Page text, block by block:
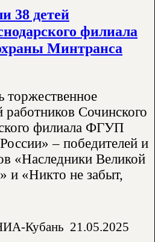
38 детей
филиала
Минтранса
торжественное
работников Сочинского
филиала ФГУП
– победителей и
«Наследники Великой
«Никто не забыт,
Кубань 21.05.2025